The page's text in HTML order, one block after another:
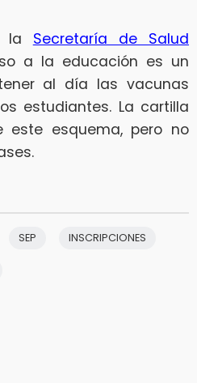
la Secretaría de Salud
a la educación es un
al día las vacunas
estudiantes. La cartilla
este esquema, pero no
SEP INSCRIPCIONES